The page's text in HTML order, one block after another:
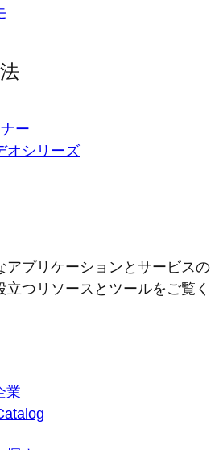
ー
オシリーズ
アプリケーションとサービスの
つリソースとツールをご覧く
業